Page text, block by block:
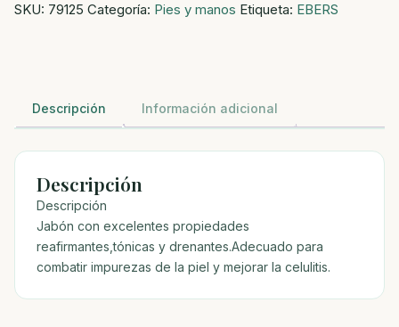
cantidad
SKU: 79125 Categoría: Pies y manos Etiqueta: EBERS
Descripción Información adicional
Descripción
Descripción
Jabón con excelentes propiedades
reafirmantes,tónicas y drenantes.Adecuado para
combatir impurezas de la piel y mejorar la celulitis.